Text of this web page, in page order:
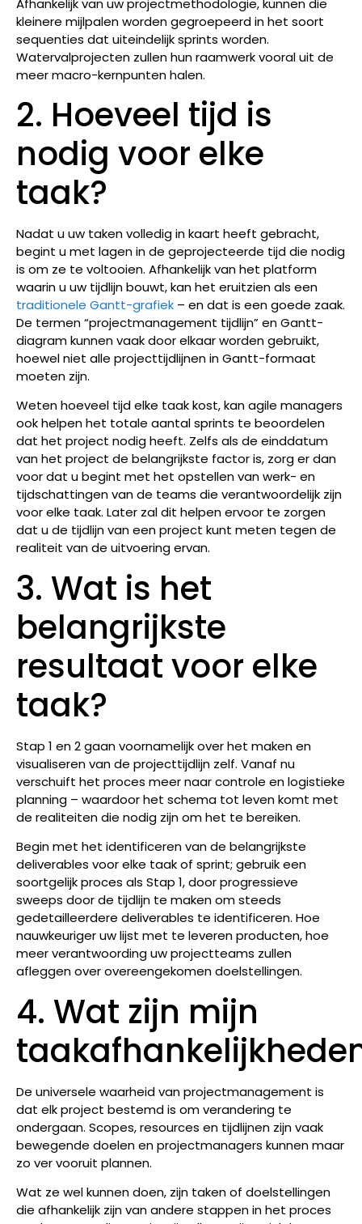
kleinere mijlpalen worden gegroepeerd in het soort
sequenties dat uiteindelijk sprints worden.
Watervalprojecten zullen hun raamwerk vooral uit de
meer macro-kernpunten halen.
2. Hoeveel tijd is
nodig voor elke
taak?
Nadat u uw taken volledig in kaart heeft gebracht,
begint u met lagen in de geprojecteerde tijd die nodig
is om ze te voltooien. Afhankelijk van het platform
waarin u uw tijdlijn bouwt, kan het eruitzien als een
traditionele Gantt-grafiek – en dat is een goede zaak.
De termen “projectmanagement tijdlijn” en Gantt-
diagram kunnen vaak door elkaar worden gebruikt,
hoewel niet alle projecttijdlijnen in Gantt-formaat
moeten zijn.
Weten hoeveel tijd elke taak kost, kan agile managers
ook helpen het totale aantal sprints te beoordelen
dat het project nodig heeft. Zelfs als de einddatum
van het project de belangrijkste factor is, zorg er dan
voor dat u begint met het opstellen van werk- en
tijdschattingen van de teams die verantwoordelijk zijn
voor elke taak. Later zal dit helpen ervoor te zorgen
dat u de tijdlijn van een project kunt meten tegen de
realiteit van de uitvoering ervan.
3. Wat is het
belangrijkste
resultaat voor elke
taak?
Stap 1 en 2 gaan voornamelijk over het maken en
visualiseren van de projecttijdlijn zelf. Vanaf nu
verschuift het proces meer naar controle en logistieke
planning – waardoor het schema tot leven komt met
de realiteiten die nodig zijn om het te bereiken.
Begin met het identificeren van de belangrijkste
deliverables voor elke taak of sprint; gebruik een
soortgelijk proces als Stap 1, door progressieve
sweeps door de tijdlijn te maken om steeds
gedetailleerdere deliverables te identificeren. Hoe
nauwkeuriger uw lijst met te leveren producten, hoe
meer verantwoording uw projectteams zullen
afleggen over overeengekomen doelstellingen.
4. Wat zijn mijn
De universele waarheid van projectmanagement is
dat elk project bestemd is om verandering te
ondergaan. Scopes, resources en tijdlijnen zijn vaak
bewegende doelen en projectmanagers kunnen maar
zo ver vooruit plannen.
Wat ze wel kunnen doen, zijn taken of doelstellingen
die afhankelijk zijn van andere stappen in het proces